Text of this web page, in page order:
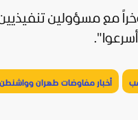
مع مسؤولين
أخبار مفاوضات طهران وواشنطن